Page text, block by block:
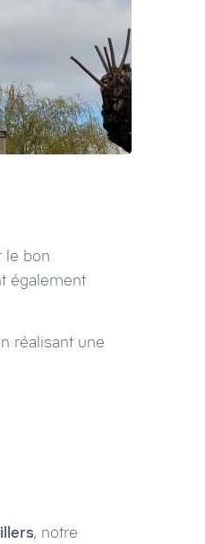
le bon
également
réalisant une
, notre